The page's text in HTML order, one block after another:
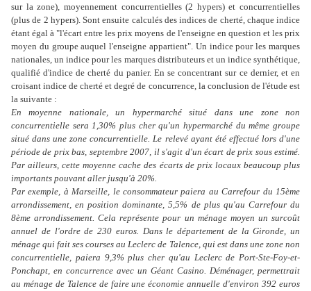
sur la zone), moyennement concurrentielles (2 hypers) et concurrentielles
(plus de 2 hypers). Sont ensuite calculés des indices de cherté, chaque indice
étant égal à "l'écart entre les prix moyens de l'enseigne en question et les prix
moyen du groupe auquel l'enseigne appartient". Un indice pour les marques
nationales, un indice pour les marques distributeurs et un indice synthétique,
qualifié d'indice de cherté du panier. En se concentrant sur ce dernier, et en
croisant indice de cherté et degré de concurrence, la conclusion de l'étude est
la suivante :
En moyenne nationale, un hypermarché situé dans une zone non
concurrentielle sera 1,30% plus cher qu'un hypermarché du même groupe
situé dans une zone concurrentielle. Le relevé ayant été effectué lors d'une
période de prix bas, septembre 2007, il s'agit d'un écart de prix sous estimé.
Par ailleurs, cette moyenne cache des écarts de prix locaux beaucoup plus
importants pouvant aller jusqu'à 20%.
Par exemple, à Marseille, le consommateur paiera au Carrefour du 15ème
arrondissement, en position dominante, 5,5% de plus qu'au Carrefour du
8ème arrondissement. Cela représente pour un ménage moyen un surcoût
annuel de l'ordre de 230 euros. Dans le département de la Gironde, un
ménage qui fait ses courses au Leclerc de Talence, qui est dans une zone non
concurrentielle, paiera 9,3% plus cher qu'au Leclerc de Port-Ste-Foy-et-
Ponchapt, en concurrence avec un Géant Casino. Déménager, permettrait
au ménage de Talence de faire une économie annuelle d'environ 392 euros